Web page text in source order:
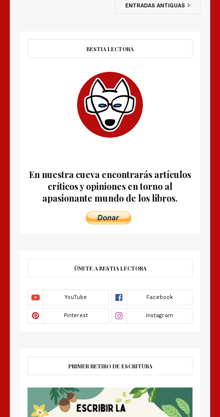
ENTRADAS ANTIGUAS
BESTIA LECTORA
En nuestra cueva encontrarás artículos
críticos y opiniones en torno al
apasionante mundo de los libros.
ÚNETE A BESTIA LECTORA
PRIMER RETIRO DE ESCRITURA